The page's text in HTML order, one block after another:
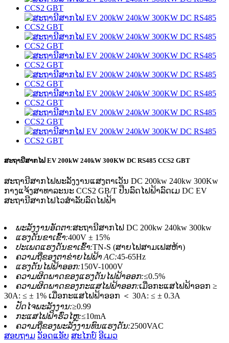
ສະຖານີສາກໄຟ EV 200kW 240kW 300KW DC RS485 CCS2 GBT
ສະຖານີສາກໄຟພະລັງງານແສງຕາເວັນ DC 200kw 240kw 300Kw
ກາງແຈ້ງສາທາລະນະ CCS2 GB/T ປືນລົດໄຟຟ້າລົດເມ DC EV
ສະຖານີສາກໄຟໄວສຳລັບລົດໄຟຟ້າ
ພະລັງງານອັດຕາ:ສະຖານີສາກໄຟ DC 200kw 240kw 300kw
ແຮງດັນຂາເຂົ້າ:400V ± 15%
ປະເພດແຮງດັນຂາເຂົ້າ:TN-S (ສາຍໄຟສາມເຟສຫ້າ)
ຄວາມຖີ່ຂອງຕາຂ່າຍໄຟຟ້າ AC:45-65Hz
ແຮງດັນໄຟຟ້າອອກ:150V-1000V
ຄວາມຜິດພາດຂອງແຮງດັນໄຟຟ້າອອກ:≤0.5%
ຄວາມຜິດພາດຂອງກະແສໄຟຟ້າອອກ:ເມື່ອກະແສໄຟຟ້າອອກ ≥
30A: ≤ ± 1% ເມື່ອກະແສໄຟຟ້າອອກ ＜ 30A: ≤ ± 0.3A
ປັດໄຈພະລັງງານ:≥0.99
ກະແສໄຟຟ້າຮົ່ວໄຫຼ:≤10mA
ຄວາມຖີ່ຂອງພະລັງງານທົນແຮງດັນ:2500VAC
ສອບຖາມ ວັອດແອັບ ສະໄກບ໌ ອີເມວ